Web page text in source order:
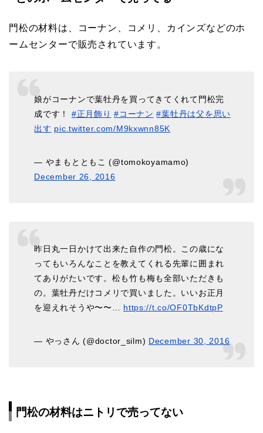
門松の材料は、コーナン、コメリ、カインズなどのホ
ームセンターで販売されています。
娘がコーナンで葉牡丹を買ってきてくれて門松完
成です！ #正月飾り #コーナン #葉牡丹は父を思い
出す pic.twitter.com/M9kxwnn85K
— やまもとともこ (@tomokoyamamo)
December 26, 2016
昨日丸一日かけて出来た自作の門松。この歳にな
ってもいろんなことを教えてくれる先輩に囲まれ
てありがたいです。松も竹も梅も全部いただきも
の。葉牡丹だけコメリで買いました。いいお正月
を迎えれそうや〜〜… https://t.co/OF0TbKdtpP
— やっさん (@doctor_silm) December 30, 2016
門松の材料はニトリで売ってない